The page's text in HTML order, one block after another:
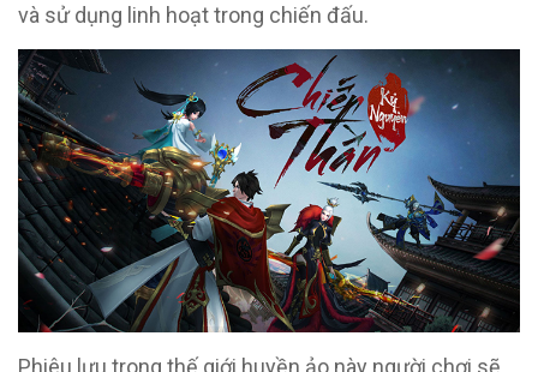
và sử dụng linh hoạt trong chiến đấu.
Phiêu lưu trong thế giới huyền ảo này người chơi sẽ